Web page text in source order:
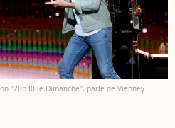
"20h30 le Dimanche", parle de Vianney.